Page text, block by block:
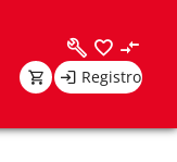
Registro